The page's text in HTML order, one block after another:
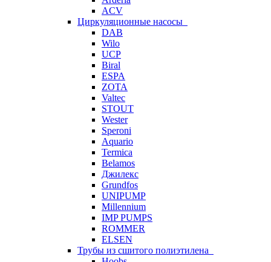
ACV
Циркуляционные насосы
DAB
Wilo
UCP
Biral
ESPA
ZOTA
Valtec
STOUT
Wester
Speroni
Aquario
Termica
Belamos
Джилекс
Grundfos
UNIPUMP
Millennium
IMP PUMPS
ROMMER
ELSEN
Трубы из сшитого полиэтилена